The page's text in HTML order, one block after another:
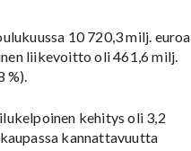
10 720,3 milj. euroa
liikevoitto oli 461,6 milj.
%).
kehitys oli 3,2
kannattavuutta